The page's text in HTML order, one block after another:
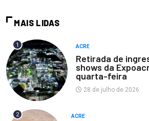
MAIS LIDAS
1 ACRE
Retirada de
shows da
quarta-feira
28 de julho de 2026
2 ACRE